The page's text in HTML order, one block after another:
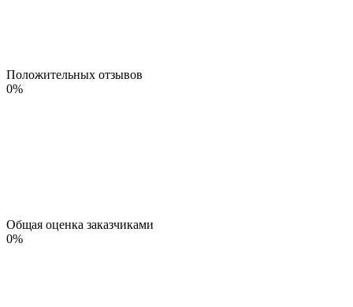
Положительных отзывов
0%
Общая оценка заказчиками
0%